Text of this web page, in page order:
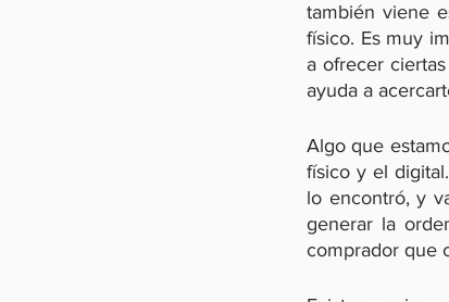
también viene
físico. Es muy
a ofrecer
ayuda a
Algo que
físico y el
lo encontró, y
generar la
comprador que